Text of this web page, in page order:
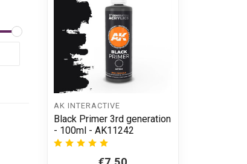
AK INTERACTIVE
Black Primer 3rd generation
- 100ml - AK11242